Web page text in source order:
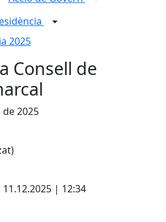
2025
Consell de
2025
| 12:34